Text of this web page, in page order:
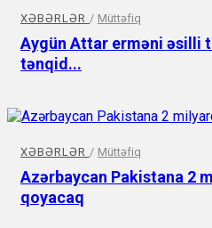
XƏBƏRLƏR / Müttəfiq
Aygün Attar erməni əsilli
tənqid...
XƏBƏRLƏR / Müttəfiq
Azərbaycan Pakistana 2
qoyacaq